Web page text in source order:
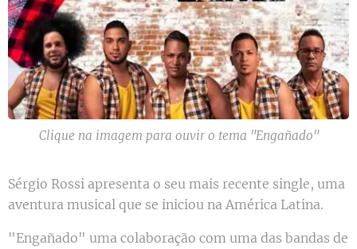
Clique na imagem para ouvir o tema "Engañado"
Sérgio Rossi apresenta o seu mais recente single, uma
aventura musical que se iniciou na América Latina.
"Engañado" uma colaboração com uma das bandas de